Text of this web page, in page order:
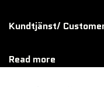
Kundtjänst/
Read more